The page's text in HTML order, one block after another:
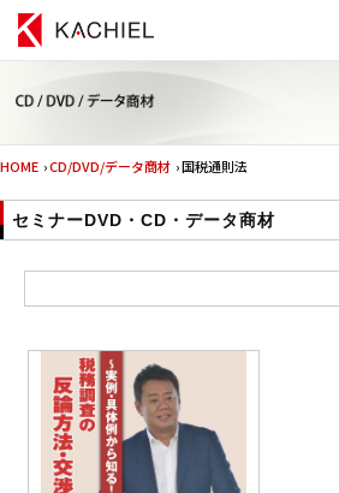
HOME ›CD/DVD/データ商材 › 国税通則法
セミナーDVD・CD・データ商材